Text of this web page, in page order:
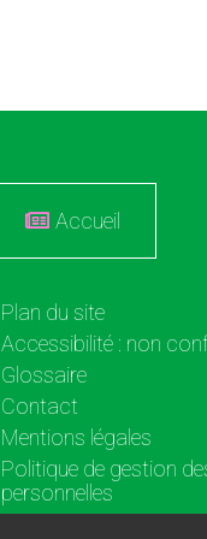
Accueil
Plan du site
Accessibilité : non
Glossaire
Contact
Mentions légales
Politique de gestion
personnelles